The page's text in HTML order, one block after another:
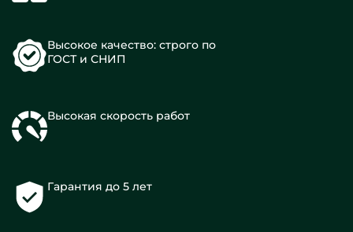
Высокое качество: строго по
ГОСТ и СНИП
Высокая скорость работ
Гарантия до 5 лет